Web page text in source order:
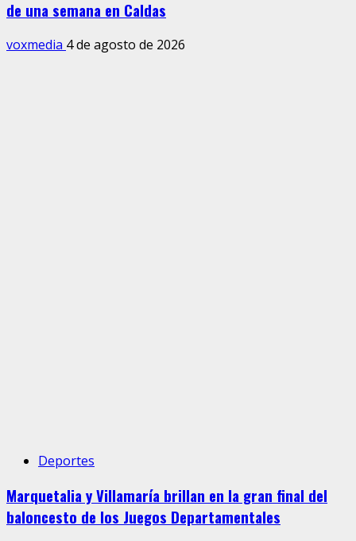
de una semana en Caldas
voxmedia 4 de agosto de 2026
Deportes
Marquetalia y Villamaría brillan en la gran final del
baloncesto de los Juegos Departamentales